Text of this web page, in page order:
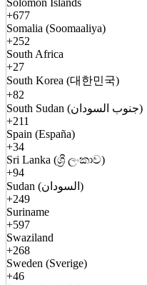
Solomon Islands
+677
Somalia (Soomaaliya)
+252
South Africa
+27
South Korea (대한민국)
+82
South Sudan (جنوب السودان)
+211
Spain (España)
+34
Sri Lanka (ශ්‍රී ලංකාව)
+94
Sudan (السودان)
+249
Suriname
+597
Swaziland
+268
Sweden (Sverige)
+46